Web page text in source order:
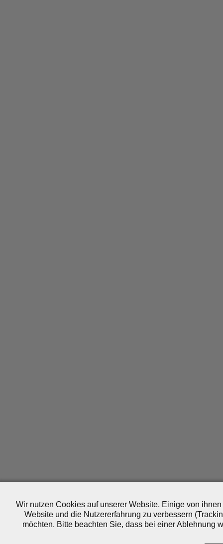
Wir nutzen Cookies auf unserer Website. Einige von
Website und die Nutzererfahrung zu verbessern
möchten. Bitte beachten Sie, dass bei einer Ablehnung